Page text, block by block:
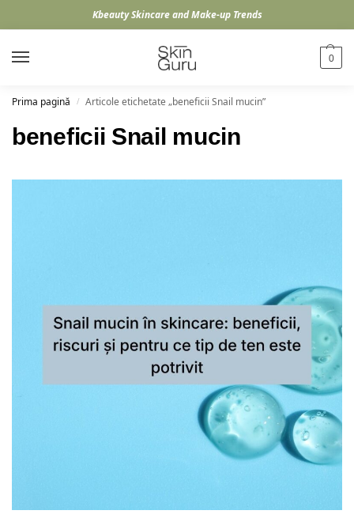
Kbeauty Skincare and Make-up Trends
0
Prima pagină / Articole etichetate „beneficii Snail mucin”
beneficii Snail mucin